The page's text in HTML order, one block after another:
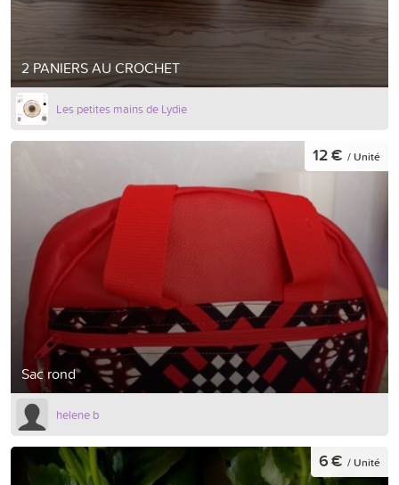
2 PANIERS AU CROCHET
Les petites mains de Lydie
Sac rond
12 € / Unité
helene b
6 € / Unité